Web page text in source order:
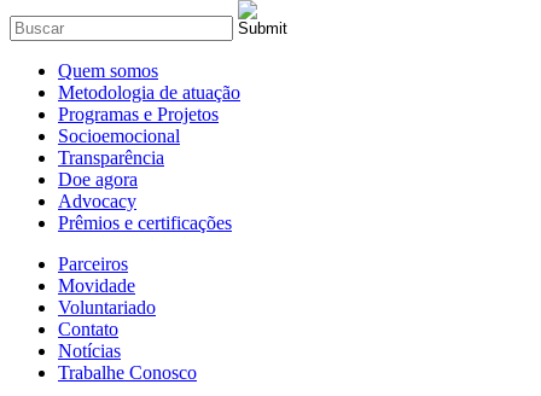
Quem somos
Metodologia de atuação
Programas e Projetos
Socioemocional
Transparência
Doe agora
Advocacy
Prêmios e certificações
Parceiros
Movidade
Voluntariado
Contato
Notícias
Trabalhe Conosco